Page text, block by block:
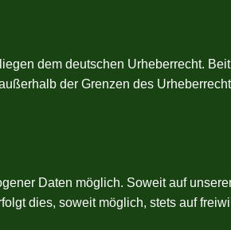
dem deutschen Urheberrecht.
der Grenzen des
Daten möglich. Soweit auf
dies, soweit möglich, stets auf